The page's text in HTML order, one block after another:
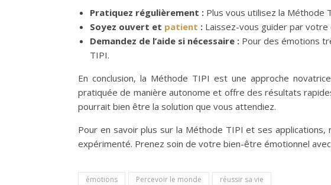
Pratiquez régulièrement : Plus vous utilisez la Méthode
Soyez ouvert et patient : Laissez-vous guider par
Demandez de l’aide si nécessaire : Pour des émotions
TIPI.
En conclusion, la Méthode TIPI est une approche
pratiquée de manière autonome et offre des résultats
pourrait bien être la solution que vous attendiez.
Pour en savoir plus sur la Méthode TIPI et ses
expérimenté. Prenez soin de votre bien-être émotionnel
émotions Percevoir le monde réussir sa vie